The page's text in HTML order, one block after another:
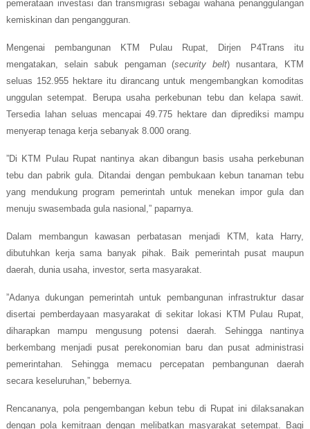
pemerataan investasi dan transmigrasi sebagai wahana penanggulangan
kemiskinan dan pengangguran.
Mengenai pembangunan KTM Pulau Rupat, Dirjen P4Trans itu
mengatakan, selain sabuk pengaman (security belt) nusantara, KTM
seluas 152.955 hektare itu dirancang untuk mengembangkan komoditas
unggulan setempat. Berupa usaha perkebunan tebu dan kelapa sawit.
Tersedia lahan seluas mencapai 49.775 hektare dan diprediksi mampu
menyerap tenaga kerja sebanyak 8.000 orang.
”Di KTM Pulau Rupat nantinya akan dibangun basis usaha perkebunan
tebu dan pabrik gula. Ditandai dengan pembukaan kebun tanaman tebu
yang mendukung program pemerintah untuk menekan impor gula dan
menuju swasembada gula nasional,” paparnya.
Dalam membangun kawasan perbatasan menjadi KTM, kata Harry,
dibutuhkan kerja sama banyak pihak. Baik pemerintah pusat maupun
daerah, dunia usaha, investor, serta masyarakat.
”Adanya dukungan pemerintah untuk pembangunan infrastruktur dasar
disertai pemberdayaan masyarakat di sekitar lokasi KTM Pulau Rupat,
diharapkan mampu mengusung potensi daerah. Sehingga nantinya
berkembang menjadi pusat perekonomian baru dan pusat administrasi
pemerintahan. Sehingga memacu percepatan pembangunan daerah
secara keseluruhan,” bebernya.
Rencananya, pola pengembangan kebun tebu di Rupat ini dilaksanakan
dengan pola kemitraan dengan melibatkan masyarakat setempat.
Bagi